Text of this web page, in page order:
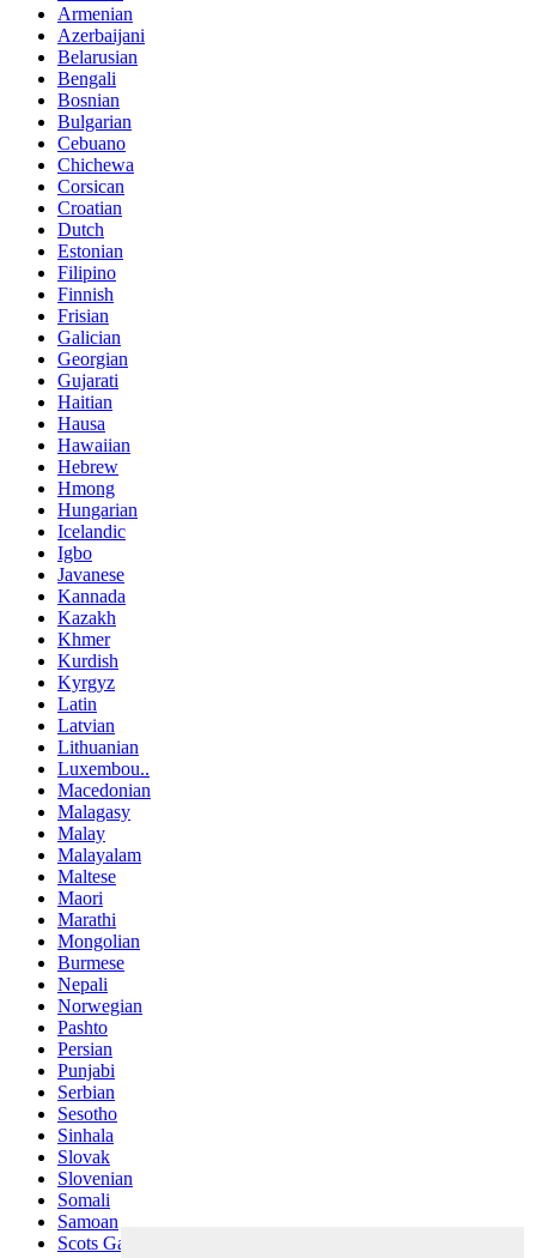
Armenian
Azerbaijani
Belarusian
Bengali
Bosnian
Bulgarian
Cebuano
Chichewa
Corsican
Croatian
Dutch
Estonian
Filipino
Finnish
Frisian
Galician
Georgian
Gujarati
Haitian
Hausa
Hawaiian
Hebrew
Hmong
Hungarian
Icelandic
Igbo
Javanese
Kannada
Kazakh
Khmer
Kurdish
Kyrgyz
Latin
Latvian
Lithuanian
Luxembou..
Macedonian
Malagasy
Malay
Malayalam
Maltese
Maori
Marathi
Mongolian
Burmese
Nepali
Norwegian
Pashto
Persian
Punjabi
Serbian
Sesotho
Sinhala
Slovak
Slovenian
Somali
Samoan
Scots Gaelic